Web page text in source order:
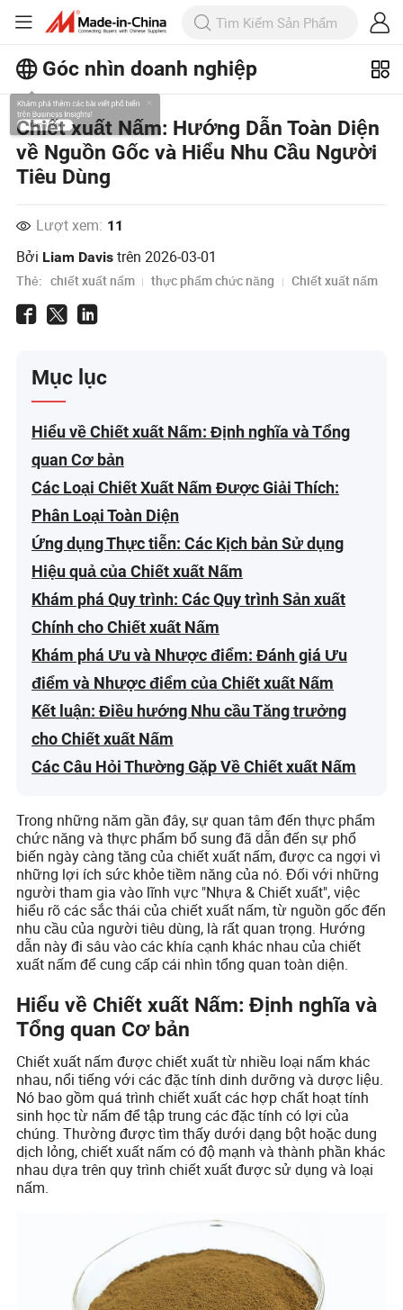
Góc nhìn doanh nghiệp
Khám phá thêm các bài viết phổ biến
trên Business Insights!
Xem Thêm
Chiết xuất Nấm: Hướng Dẫn Toàn Diện
về Nguồn Gốc và Hiểu Nhu Cầu Người
Tiêu Dùng
Lượt xem: 11
Bởi Liam Davis trên2026-03-01
Thẻ: chiết xuất nấm thực phẩm chức năng Chiết xuất nấm
Mục lục
Hiểu về Chiết xuất Nấm: Định nghĩa và Tổng
quan Cơ bản
Các Loại Chiết Xuất Nấm Được Giải Thích:
Phân Loại Toàn Diện
Ứng dụng Thực tiễn: Các Kịch bản Sử dụng
Hiệu quả của Chiết xuất Nấm
Khám phá Quy trình: Các Quy trình Sản xuất
Chính cho Chiết xuất Nấm
Khám phá Ưu và Nhược điểm: Đánh giá Ưu
điểm và Nhược điểm của Chiết xuất Nấm
Kết luận: Điều hướng Nhu cầu Tăng trưởng
cho Chiết xuất Nấm
Các Câu Hỏi Thường Gặp Về Chiết xuất Nấm
Trong những năm gần đây, sự quan tâm đến thực phẩm
chức năng và thực phẩm bổ sung đã dẫn đến sự phổ
biến ngày càng tăng của chiết xuất nấm, được ca ngợi vì
những lợi ích sức khỏe tiềm năng của nó. Đối với những
người tham gia vào lĩnh vực "Nhựa & Chiết xuất", việc
hiểu rõ các sắc thái của chiết xuất nấm, từ nguồn gốc đến
nhu cầu của người tiêu dùng, là rất quan trọng. Hướng
dẫn này đi sâu vào các khía cạnh khác nhau của chiết
xuất nấm để cung cấp cái nhìn tổng quan toàn diện.
Hiểu về Chiết xuất Nấm: Định nghĩa và
Tổng quan Cơ bản
Chiết xuất nấm được chiết xuất từ nhiều loại nấm khác
nhau, nổi tiếng với các đặc tính dinh dưỡng và dược liệu.
Nó bao gồm quá trình chiết xuất các hợp chất hoạt tính
sinh học từ nấm để tập trung các đặc tính có lợi của
chúng. Thường được tìm thấy dưới dạng bột hoặc dung
dịch lỏng, chiết xuất nấm có độ mạnh và thành phần khác
nhau dựa trên quy trình chiết xuất được sử dụng và loại
nấm.